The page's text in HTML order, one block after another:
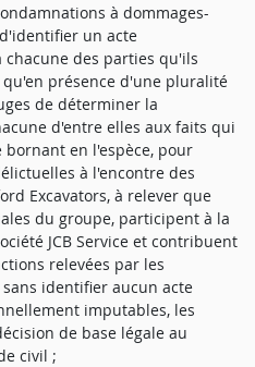
à dommages-
un acte
des parties qu'ils
présence d'une pluralité
de déterminer la
d'entre elles aux faits qui
en l'espèce, pour
à l'encontre des
Excavators, à relever que
du groupe, participent à la
JCB Service et contribuent
relevées par les
identifier aucun acte
imputables, les
de base légale au
civil ;